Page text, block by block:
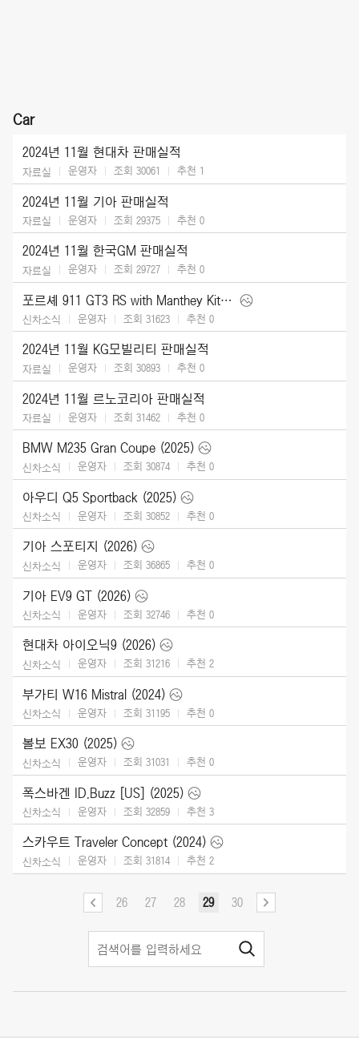
Car
2024년 11월 현대차 판매실적
자료실 운영자 조회 30061 추천 1
2024년 11월 기아 판매실적
자료실 운영자 조회 29375 추천 0
2024년 11월 한국GM 판매실적
자료실 운영자 조회 29727 추천 0
포르셰 911 GT3 RS with Manthey Kit (2025)
신차소식 운영자 조회 31623 추천 0
2024년 11월 KG모빌리티 판매실적
자료실 운영자 조회 30893 추천 0
2024년 11월 르노코리아 판매실적
자료실 운영자 조회 31462 추천 0
BMW M235 Gran Coupe (2025)
신차소식 운영자 조회 30874 추천 0
아우디 Q5 Sportback (2025)
신차소식 운영자 조회 30852 추천 0
기아 스포티지 (2026)
신차소식 운영자 조회 36865 추천 0
기아 EV9 GT (2026)
신차소식 운영자 조회 32746 추천 0
현대차 아이오닉9 (2026)
신차소식 운영자 조회 31216 추천 2
부가티 W16 Mistral (2024)
신차소식 운영자 조회 31195 추천 0
볼보 EX30 (2025)
신차소식 운영자 조회 31031 추천 0
폭스바겐 ID.Buzz [US] (2025)
신차소식 운영자 조회 32859 추천 3
스카우트 Traveler Concept (2024)
신차소식 운영자 조회 31814 추천 2
26 27 28 29 30